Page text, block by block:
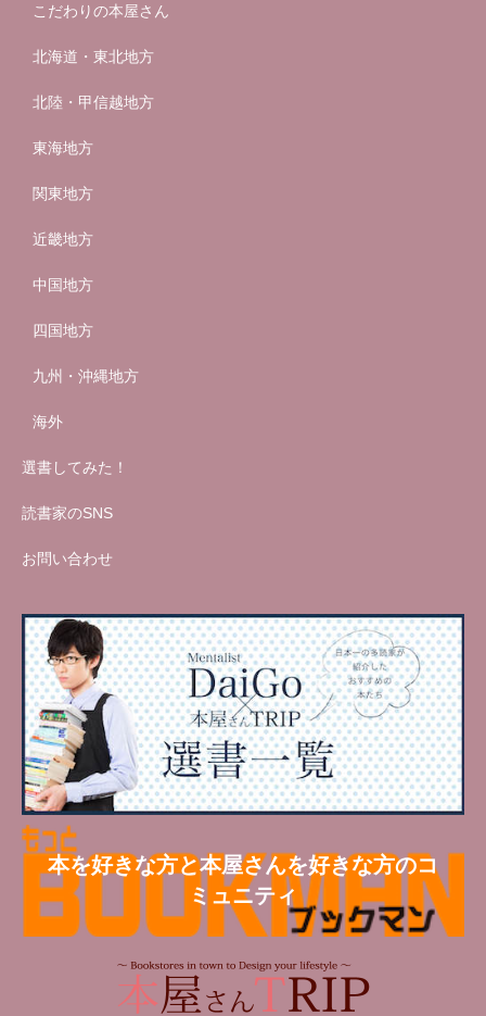
こだわりの本屋さん
北海道・東北地方
北陸・甲信越地方
東海地方
関東地方
近畿地方
中国地方
四国地方
九州・沖縄地方
海外
選書してみた！
読書家のSNS
お問い合わせ
本を好きな方と本屋さんを好きな方のコ
ミュニティ